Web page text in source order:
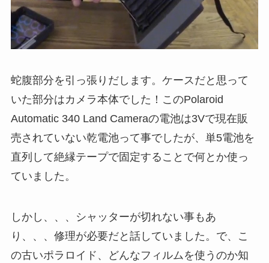
蛇腹部分を引っ張りだします。ケースだと思って
いた部分はカメラ本体でした！このPolaroid
Automatic 340 Land Cameraの電池は3Vで現在販
売されていない乾電池って事でしたが、単5電池を
直列して絶縁テープで固定することで何とか使っ
ていました。
しかし、、、シャッターが切れない事もあ
り、、、修理が必要だと話していました。で、こ
の古いポラロイド、どんなフィルムを使うのか知